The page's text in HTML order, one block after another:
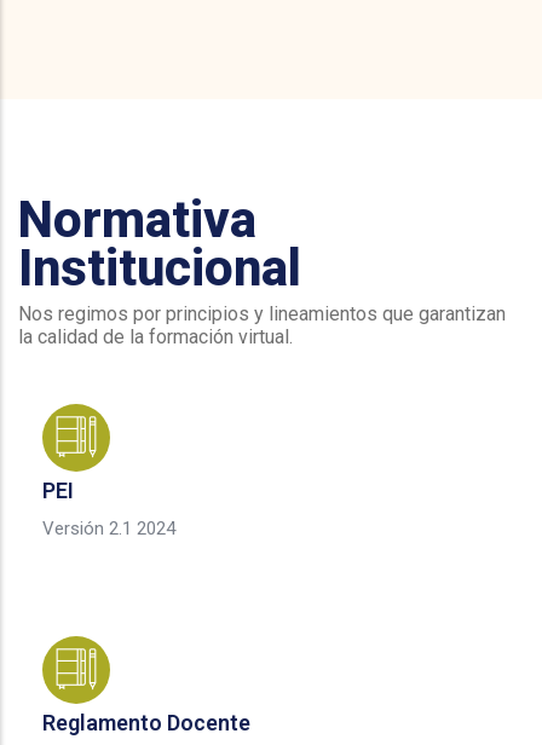
Normativa
Institucional
Nos regimos por principios y lineamientos que garantizan
la calidad de la formación virtual.
PEI
Versión 2.1 2024
Reglamento Docente